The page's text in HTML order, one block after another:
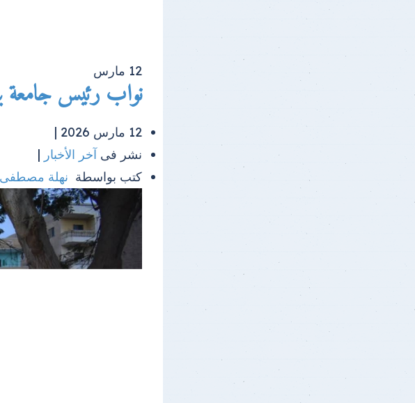
12 مارس
نواب رئيس جامعة
12 مارس 2026 |
نشر فى آخر الأخبار |
كتب بواسطة نهلة مصطفى